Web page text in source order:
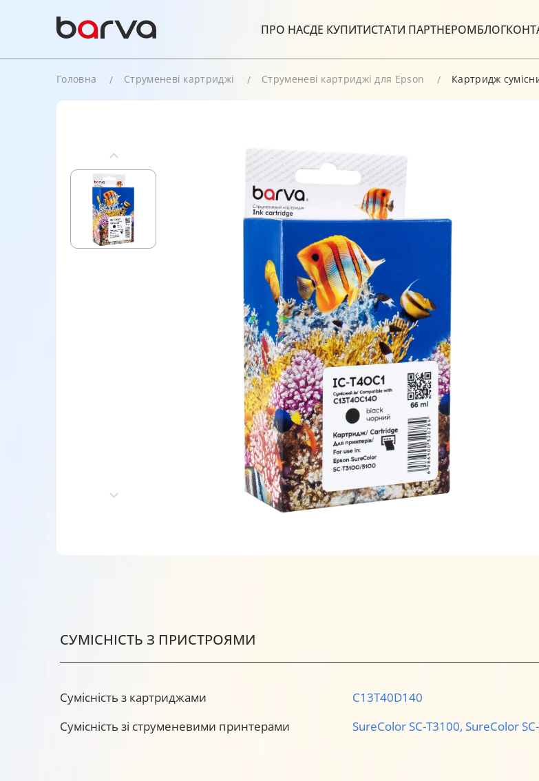
ПРО НАСДЕ КУПИТИСТАТИ ПАРТНЕРОМБЛОГ
Головна Струменеві картриджі Струменеві картриджі для Epson Картридж
СУМІСНІСТЬ З ПРИСТРОЯМИ
Сумісність з картриджами
C13T40D140
Сумісність зі струменевими принтерами
SureColor SC-T3100, SureColor